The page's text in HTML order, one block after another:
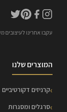
עקבו אחרינו לעיצובים
המוצרים שלנו
קרניזים דקורטיביים
סרגלים ומסגרות